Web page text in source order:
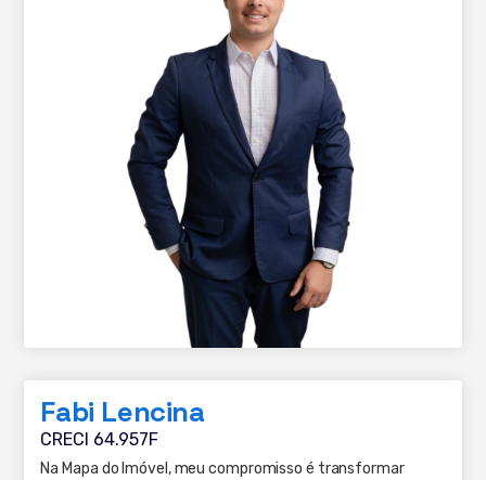
Fabi Lencina
CRECI 64.957F
Na Mapa do Imóvel, meu compromisso é transformar